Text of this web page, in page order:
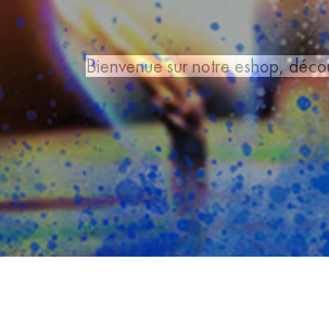
Bienvenue sur notre eshop,